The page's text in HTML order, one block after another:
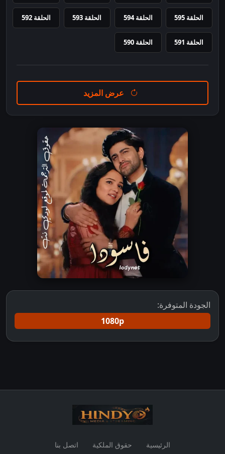
الحلقة 595 الحلقة 594 الحلقة 593 الحلقة 592
الحلقة 591 الحلقة 590
عرض المزيد
الجودة المتوفرة:
1080p
الرئيسية حقوق الملكية اتصل بنا